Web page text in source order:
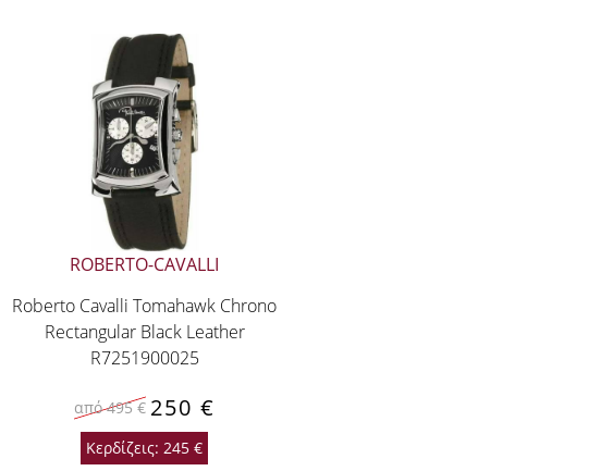
ROBERTO-CAVALLI
Roberto Cavalli Tomahawk Chrono
Rectangular Black Leather
R7251900025
από 495 € 250 €
Κερδίζεις: 245 €